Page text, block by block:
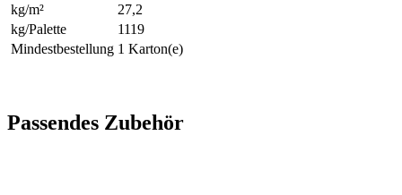
kg/m²
27,2
kg/Palette
1119
Mindestbestellung 1 Karton(e)
Passendes Zubehör